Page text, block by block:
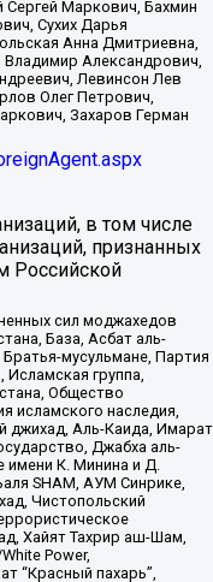
Маркович, Бахмин
Сухих Дарья
Анна Дмитриевна,
Александрович,
Левинсон Лев
Олег Петрович,
Захаров Герман
в том числе
признанных
Российской
сил моджахедов
База, Асбат аль-
мусульмане, Партия
группа,
Общество
наследия,
джихад, Аль-Каида, Имарат
Джабха аль-
К. Минина и Д.
SHAM, АУМ Синрике,
Чистопольский
Хайят Тахрир аш-Шам,
Power,
“Красный пахарь”,